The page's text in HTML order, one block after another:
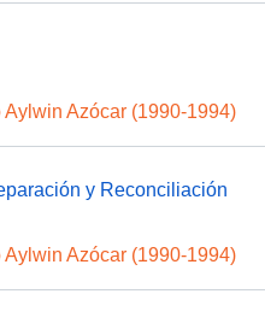
Azócar (1990-1994)
y Reconciliación
Azócar (1990-1994)